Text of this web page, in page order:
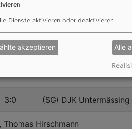
3:0 (SG) DJK Untermässing
Thomas Hirschmann
Dienste aktivieren oder deaktivieren.
akzeptieren Alle